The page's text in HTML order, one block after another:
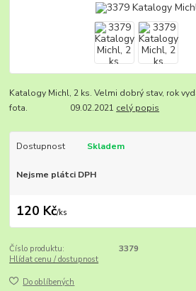
Katalogy Michl, 2 ks. Velmi dobrý stav, rok
fota. 09.02.2021 celý popis
Dostupnost Skladem
Nejsme plátci DPH
120 Kč/ks
Číslo produktu:
3379
Hlídat cenu / dostupnost
Do oblíbených